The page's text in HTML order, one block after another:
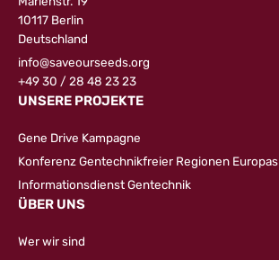
10117 Berlin
Deutschland
info@saveourseeds.org
+49 30 / 28 48 23 23
UNSERE PROJEKTE
Gene Drive Kampagne
Konferenz Gentechnikfreier Regionen Europas
Informationsdienst Gentechnik
ÜBER UNS
Wer wir sind